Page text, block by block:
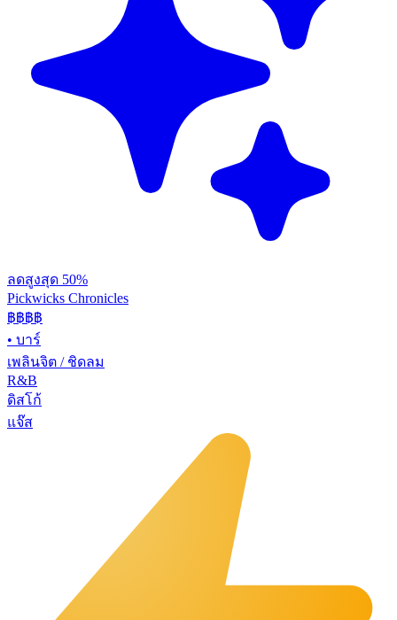
ลดสูงสุด 50%
Pickwicks Chronicles
฿฿฿฿
• บาร์
เพลินจิต / ชิดลม
R&B
ดิสโก้
แจ๊ส